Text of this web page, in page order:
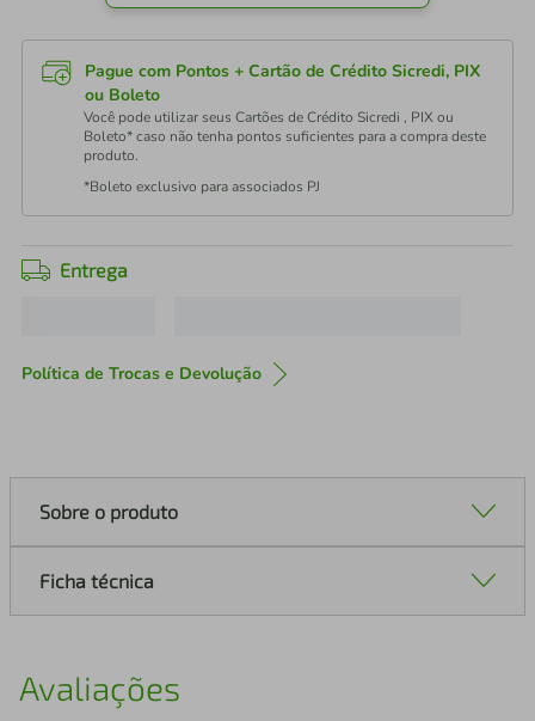
Pague com Pontos + Cartão de Crédito Sicredi, PIX
ou Boleto
Você pode utilizar seus Cartões de Crédito Sicredi , PIX ou
Boleto* caso não tenha pontos suficientes para a compra deste
produto.
*Boleto exclusivo para associados PJ
Entrega
Política de Trocas e Devolução
Sobre o produto
Ficha técnica
Avaliações